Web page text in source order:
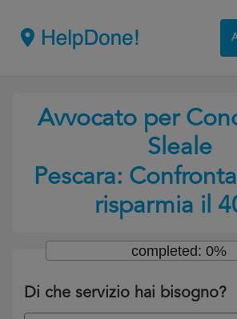
Avvocato per
Sleale
Pescara:
risparmia il
Di che servizio hai bisogno?
completed: 0%